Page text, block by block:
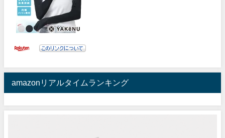
amazonリアルタイムランキング